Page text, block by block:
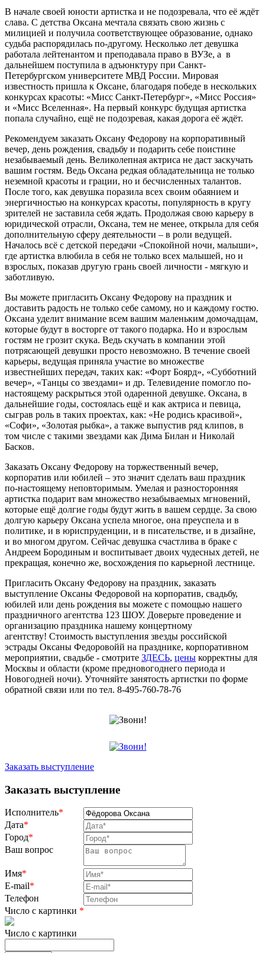
В начале своей юности артистка и не подозревала, что её ждёт
слава. С детства Оксана мечтала связать свою жизнь с
милицией и получила соответствующее образование, однако
судьба распорядилась по-другому. Несколько лет девушка
работала лейтенантом и преподавала право в ВУЗе, а в
дальнейшем поступила в адъюнктуру при Санкт-
Петербургском университете МВД России. Мировая
известность пришла к Оксане, благодаря победе в нескольких
конкурсах красоты: «Мисс Санкт-Петербург», «Мисс Россия»
и «Мисс Вселенная». На первый конкурс будущая артистка
попала случайно, ещё не подозревая, какая дорога её ждёт.
Рекомендуем заказать Оксану Федорову на корпоративный
вечер, день рождения, свадьбу и подарить себе поистине
незабываемый день. Великолепная актриса не даст заскучать
вашим гостям. Ведь Оксана редкая обладательница не только
неземной красоты и грации, но и бесчисленных талантов.
После того, как девушка поразила всех своим обаянием и
энергичностью на конкурсах красоты, популярность в кругу
зрителей не заставила себя ждать. Продолжая свою карьеру в
юридической отрасли, Оксана, тем не менее, открыла для себя
дополнительную сферу деятельности – в роли ведущей.
Началось всё с детской передачи «Спокойной ночи, малыши»,
где артистка влюбила в себя не только всех малышей, но и
взрослых, показав другую грань своей личности - мягкую и
заботливую.
Вы можете пригласить Оксану Федорову на праздник и
доставить радость не только себе самому, но и каждому гостю.
Оксана уделит внимание всем вашим маленьким домочадцам,
которые будут в восторге от такого подарка. Но и взрослым
гостям не грозит скука. Ведь скучать в компании этой
потрясающей девушки просто невозможно. В течение своей
карьеры, ведущая приняла участие во множестве
известнейших передач, таких как: «Форт Боярд», «Субботний
вечер», «Танцы со звездами» и др. Телевидение помогло по-
настоящему раскрыться этой одаренной девушке. Оксана, в
дальнейшие годы, состоялась ещё и как актриса и певица,
сыграв роль в таких проектах, как: «Не родись красивой»,
«Софи», «Золотая рыбка», а также выпустив ряд клипов, в
том числе с такими звездами как Дима Билан и Николай
Басков.
Заказать Оксану Федорову на торжественный вечер,
корпоратив или юбилей – это значит сделать ваш праздник
по-настоящему неповторимым. Умелая и разносторонняя
артистка подарит вам множество незабываемых мгновений,
которые ещё долгие годы будут жить в вашем сердце. За свою
долгую карьеру Оксана успела многое, она преуспела и в
политике, и в юриспруденции, и в писательстве, и в дизайне,
и во многом другом. Сейчас девушка счастлива в браке с
Андреем Бородиным и воспитывает двоих чудесных детей, не
прекращая, конечно же, восхождения по карьерной лестнице.
Пригласить Оксану Федорову на праздник, заказать
выступление Оксаны Федоровой на корпоратив, свадьбу,
юбилей или день рождения вы можете с помощью нашего
праздничного агентства 123 ШОУ. Доверьте проведение и
организацию праздника нашему концертному
агентству! Стоимость выступления звезды российской
эстрады Оксаны Федоровойй на празднике, корпоративном
мероприятии, свадьбе - смотрите ЗДЕСЬ, цены корректны для
Москвы и области (кроме предновогоднего периода и
Новогодней ночи). Уточняйте занятость артистки по форме
обратной связи или по тел. 8-495-760-78-76
Заказать выступление
Заказать выступление
Исполнитель*
Дата*
Город*
Ваш вопрос
Имя*
E-mail*
Телефон
Число с картинки *
Число с картинки